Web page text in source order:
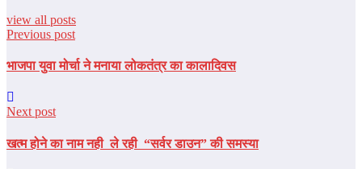
view all posts
Previous post
भाजपा युवा मोर्चा ने मनाया लोकतंत्र का कालादिवस
Next post
खत्म होने का नाम नही ले रही “सर्वर डाउन” की समस्या